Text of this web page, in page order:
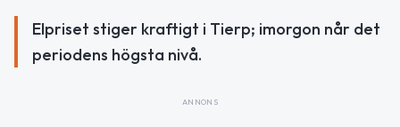
Elpriset stiger kraftigt i Tierp; imorgon når det
periodens högsta nivå.
ANNONS